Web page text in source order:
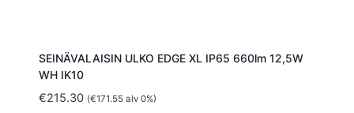
SEINÄVALAISIN ULKO EDGE XL IP65 660lm 12,5W
WH IK10
€215.30 (€171.55alv 0%)